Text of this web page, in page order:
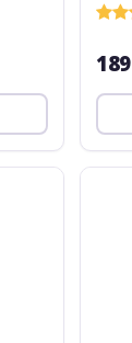
189
Tascam